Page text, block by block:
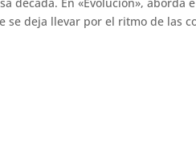
década. En «Evolución»,
deja llevar por el ritmo de las